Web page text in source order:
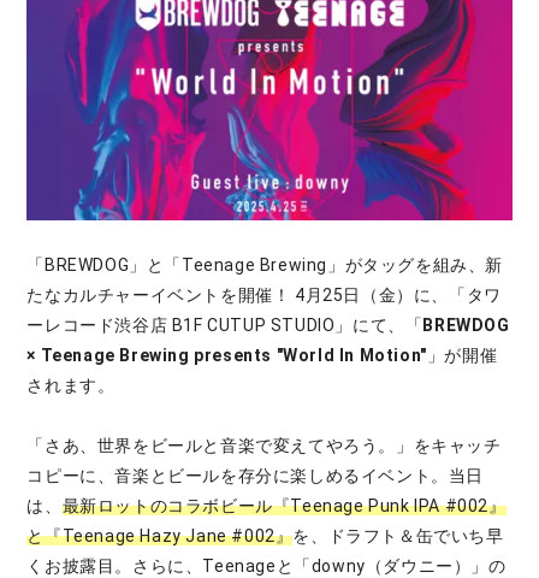
「BREWDOG」と「Teenage Brewing」がタッグを組み、新
たなカルチャーイベントを開催！ 4月25日（金）に、「タワ
ーレコード渋谷店 B1F CUTUP STUDIO」にて、「 BREWDOG
× Teenage Brewing presents "World In Motion" 」が開催
されます。
「さあ、世界をビールと音楽で変えてやろう。」をキャッチ
コピーに、音楽とビールを存分に楽しめるイベント。当日
は、 最新ロットのコラボビール『Teenage Punk IPA #002』
と『Teenage Hazy Jane #002』を、ドラフト＆缶でいち早
くお披露目。さらに、Teenageと「downy（ダウニー）」の